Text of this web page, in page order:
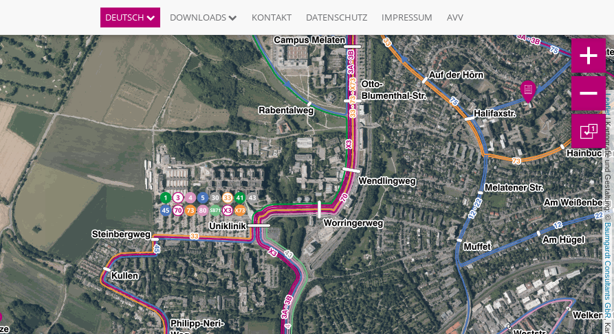
DEUTSCH DOWNLOADS KONTAKT DATENSCHUTZ IMPRESSUM AVV
Leaflet
| Kartografie und Gestaltung: ©
Baumgardt Consultants GbR
1